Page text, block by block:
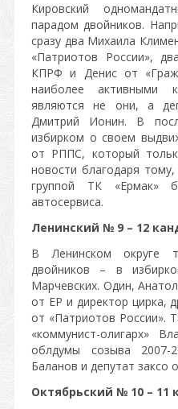
Кировский
парадом двойников.
сразу два Михаила
«Патриотов России»,
КПРФ и Денис от
наиболее активными
являются не они, а
Дмитрий Ионин. В
избирком о своем
от РППС, который
новости благодаря
группой ТК «Ермак»
автосервиса.
Ленинский № 9 – 12
В Ленинском округе
двойников – в
Марчевских. Один,
от ЕР и директор цирка,
от «Патриотов России».
«коммунист-олигарх»
облдумы созыва
Баланов и депутат заксо
Октябрьский № 10 – 11